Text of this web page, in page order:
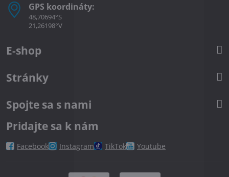
GPS koordináty:
48,70694°S
21,26198°V
E-shop
Stránky
Spojte sa s nami
Pridajte sa k nám
Facebook Instagram TikTok Youtube